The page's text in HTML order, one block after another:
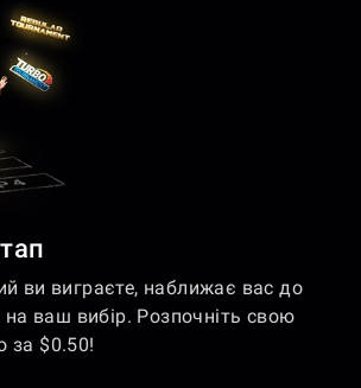
ви виграєте, наближає вас до
на ваш вибір. Розпочніть свою
за $0.50!